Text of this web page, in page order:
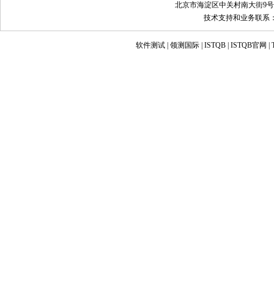
北京市海淀区中关村南大街9
技术支持和业务联系
软件测试 |领测国际 |ISTQB |ISTQB官网 |